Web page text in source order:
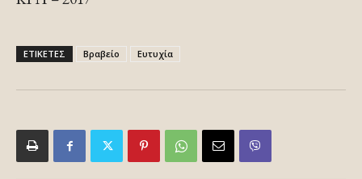
ΕΤΙΚΕΤΕΣ Βραβείο Ευτυχία